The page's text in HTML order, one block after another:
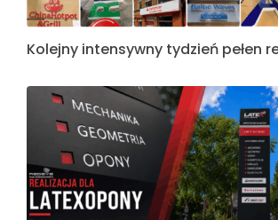
Kolejny intensywny tydzień pełen